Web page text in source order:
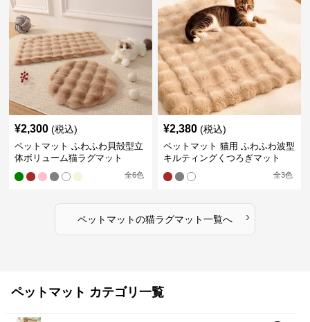
¥2,300 (税込)
ペットマット ふわふわ貝殻型立
体ボリューム猫ラグマット
全6色
¥2,380 (税込)
ペットマット 猫用 ふわふわ波型
キルティングくつろぎマット
全3色
ペットマットの猫ラグマット一覧へ ›
ペットマット カテゴリ一覧